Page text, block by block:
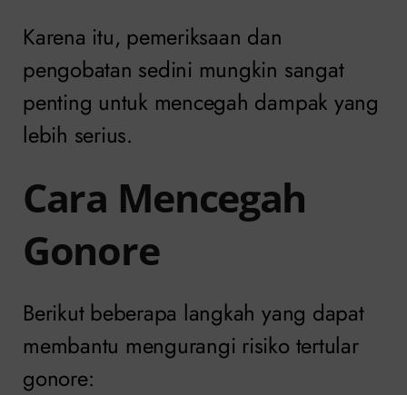
Karena itu, pemeriksaan dan
pengobatan sedini mungkin sangat
penting untuk mencegah dampak yang
lebih serius.
Cara Mencegah
Gonore
Berikut beberapa langkah yang dapat
membantu mengurangi risiko tertular
gonore: